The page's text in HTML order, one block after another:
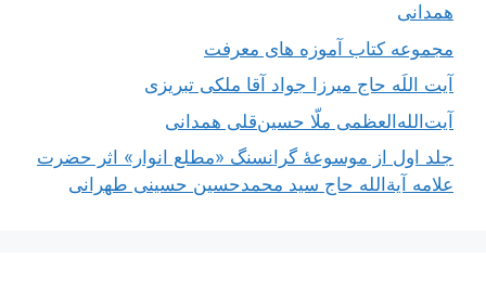
همدانی
مجموعه کتاب آموزه های معرفت
آیت اللَه حاج میرزا جواد آقا ملکی تبریزی
آیت‌الله‌العظمی ملّا حسین‌قلی همدانی
جلد اول از موسوعۀ گرانسنگ «مطلع انوار» اثر حضرت
علامه آیة‌الله حاج سید محمدحسین حسینی طهرانی